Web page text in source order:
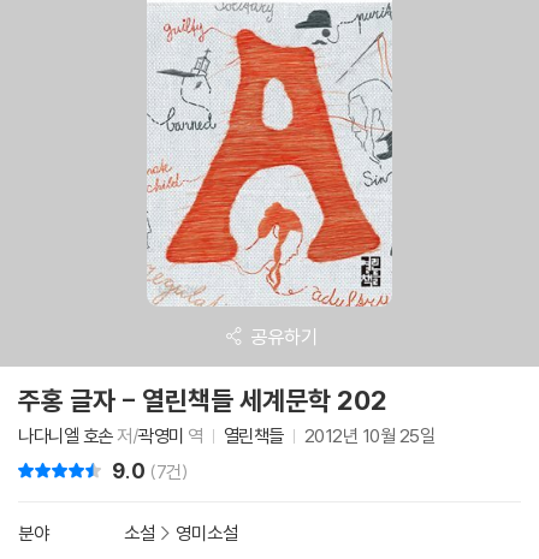
공유하기
주홍 글자 - 열린책들 세계문학 202
나다니엘 호손저/곽영미 역 열린책들 2012년 10월 25일
9.0 (7건)
분야 소설 > 영미소설